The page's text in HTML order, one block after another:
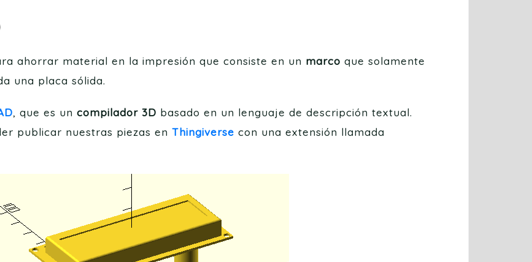
ahorrar material en la impresión que consiste en un marco que solamente
una placa sólida.
, que es un compilador 3D basado en un lenguaje de descripción textual.
publicar nuestras piezas en Thingiverse con una extensión llamada